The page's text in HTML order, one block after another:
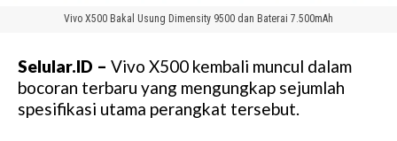
Vivo X500 Bakal Usung Dimensity 9500 dan Baterai 7.500mAh
Selular.ID – Vivo X500 kembali muncul dalam
bocoran terbaru yang mengungkap sejumlah
spesifikasi utama perangkat tersebut.